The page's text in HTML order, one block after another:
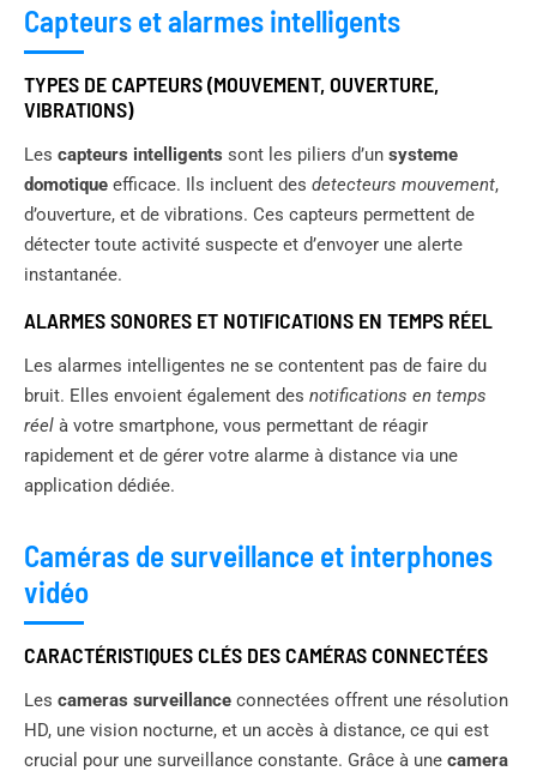
Capteurs et alarmes intelligents
TYPES DE CAPTEURS (MOUVEMENT, OUVERTURE,
VIBRATIONS)
Les capteurs intelligents sont les piliers d’un systeme
domotique efficace. Ils incluent des detecteurs mouvement,
d’ouverture, et de vibrations. Ces capteurs permettent de
détecter toute activité suspecte et d’envoyer une alerte
instantanée.
ALARMES SONORES ET NOTIFICATIONS EN TEMPS RÉEL
Les alarmes intelligentes ne se contentent pas de faire du
bruit. Elles envoient également des notifications en temps
réel à votre smartphone, vous permettant de réagir
rapidement et de gérer votre alarme à distance via une
application dédiée.
Caméras de surveillance et interphones
vidéo
CARACTÉRISTIQUES CLÉS DES CAMÉRAS CONNECTÉES
Les cameras surveillance connectées offrent une résolution
HD, une vision nocturne, et un accès à distance, ce qui est
crucial pour une surveillance constante. Grâce à une camera